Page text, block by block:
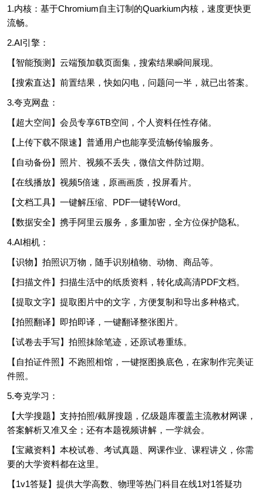
1.内核：基于Chromium自主订制的Quarkium内核，速度更快更
流畅。
2.AI引擎：
【智能预测】云端预加载页面集，搜索结果瞬间展现。
【搜索直达】前置结果，快如闪电，问题问一半，就已出答案。
3.夸克网盘：
【超大空间】会员专享6TB空间，个人资料任性存储。
【上传下载不限速】普通用户也能享受流畅传输服务。
【自动备份】照片、视频不丢失，微信文件防过期。
【在线播放】视频5倍速，原画画质，投屏看片。
【文档工具】一键解压缩、PDF一键转Word。
【数据安全】携手阿里云服务，多重加密，全方位保护隐私。
4.AI相机：
【识物】拍照识万物，随手识别植物、动物、商品等。
【扫描文件】扫描生活中的纸质资料，转化成高清PDF文档。
【提取文字】提取图片中的文字，方便复制和导出多种格式。
【拍照翻译】即拍即译，一键翻译整张图片。
【试卷去手写】拍照抹除笔迹，还原试卷重练。
【自拍证件照】不跑照相馆，一键抠图换底色，在家制作完美证
件照。
5.夸克学习：
【大学搜题】支持拍照/截屏搜题，亿级题库覆盖主流教材网课，
答案解析又准又全；还有本题视频讲解，一学就会。
【宝藏资料】本校试卷、考试真题、网课作业、课程讲义，你需
要的大学资料都在这里。
【1v1答疑】提供大学高数、物理等热门科目在线1对1答疑功